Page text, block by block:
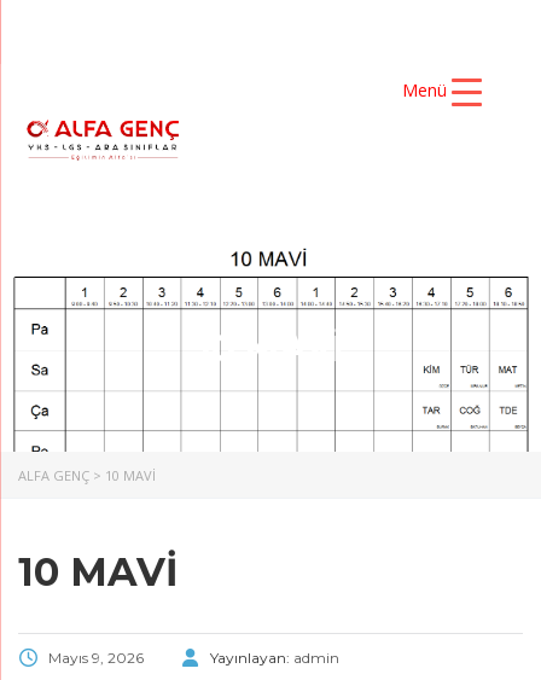
Menü
10 MAVİ
ALFA GENÇ > 10 MAVİ
10 MAVİ
Mayıs 9, 2026 Yayınlayan: admin